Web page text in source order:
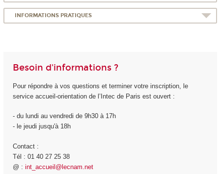
INFORMATIONS PRATIQUES
Besoin d'informations ?
Pour répondre à vos questions et terminer votre inscription, le
service accueil-orientation de l’Intec de Paris est ouvert :
- du lundi au vendredi de 9h30 à 17h
- le jeudi jusqu'à 18h
Contact :
Tél : 01 40 27 25 38
@ : int_accueil@lecnam.net